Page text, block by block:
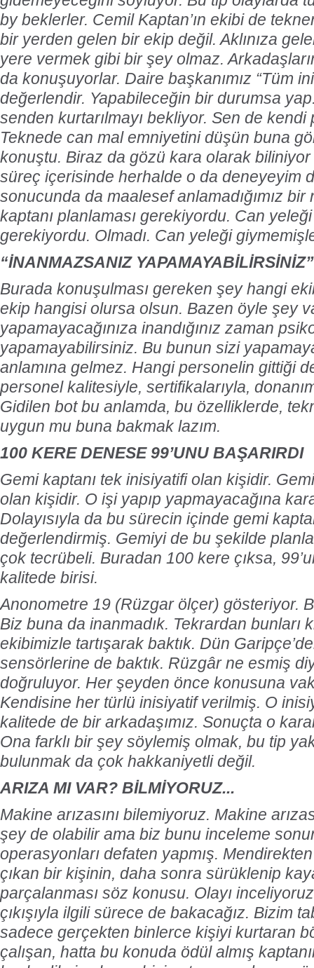
by beklerler. Cemil Kaptan’ın ekibi de
bir yerden gelen bir ekip değil. Aklınıza
yere vermek gibi bir şey olmaz.
da konuşuyorlar. Daire başkanımız “Tüm
değerlendir. Yapabileceğin bir durumsa
senden kurtarılmayı bekliyor. Sen de
Teknede can mal emniyetini düşün buna
konuştu. Biraz da gözü kara olarak
süreç içerisinde herhalde o da deneyeyim
sonucunda da maalesef anlamadığımız
kaptanı planlaması gerekiyordu. Can
gerekiyordu. Olmadı. Can yeleği
“İNANMAZSANIZ YAPAMAYABİLİRSİNİZ”
Burada konuşulması gereken şey hangi
ekip hangisi olursa olsun. Bazen öyle şey
yapamayacağınıza inandığınız zaman
yapamayabilirsiniz. Bu bunun sizi
anlamına gelmez. Hangi personelin gittiği
personel kalitesiyle, sertifikalarıyla,
Gidilen bot bu anlamda, bu özelliklerde,
uygun mu buna bakmak lazım.
100 KERE DENESE 99’UNU BAŞARIRDI
Gemi kaptanı tek inisiyatifi olan kişidir.
olan kişidir. O işi yapıp yapmayacağına
Dolayısıyla da bu sürecin içinde gemi
değerlendirmiş. Gemiyi de bu şekilde
çok tecrübeli. Buradan 100 kere çıksa,
kalitede birisi.
Anonometre 19 (Rüzgar ölçer) gösteriyor.
Biz buna da inanmadık. Tekrardan bunları
ekibimizle tartışarak baktık. Dün
sensörlerine de baktık. Rüzgâr ne esmiş
doğruluyor. Her şeyden önce konusuna
Kendisine her türlü inisiyatif verilmiş. O
kalitede de bir arkadaşımız. Sonuçta o
Ona farklı bir şey söylemiş olmak, bu tip
bulunmak da çok hakkaniyetli değil.
ARIZA MI VAR? BİLMİYORUZ...
Makine arızasını bilemiyoruz. Makine
şey de olabilir ama biz bunu inceleme
operasyonları defaten yapmış.
çıkan bir kişinin, daha sonra sürüklenip
parçalanması söz konusu. Olayı
çıkışıyla ilgili sürece de bakacağız. Bizim
sadece gerçekten binlerce kişiyi kurtaran
çalışan, hatta bu konuda ödül almış